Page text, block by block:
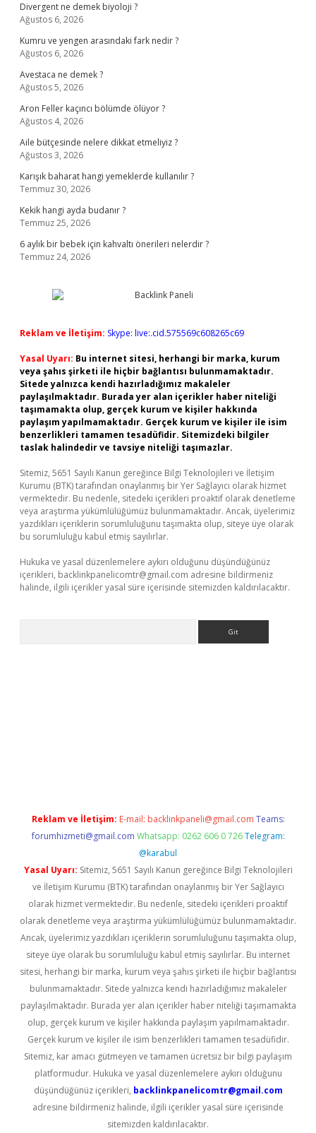
Divergent ne demek biyoloji ?
Ağustos 6, 2026
Kumru ve yengen arasındaki fark nedir ?
Ağustos 6, 2026
Avestaca ne demek ?
Ağustos 5, 2026
Aron Feller kaçıncı bölümde ölüyor ?
Ağustos 4, 2026
Aile bütçesinde nelere dikkat etmeliyiz ?
Ağustos 3, 2026
Karışık baharat hangi yemeklerde kullanılır ?
Temmuz 30, 2026
Kekik hangi ayda budanır ?
Temmuz 25, 2026
6 aylık bir bebek için kahvaltı önerileri nelerdir ?
Temmuz 24, 2026
Reklam ve İletişim: Skype: live:.cid.575569c608265c69
Yasal Uyarı: Bu internet sitesi, herhangi bir marka, kurum
veya şahıs şirketi ile hiçbir bağlantısı bulunmamaktadır.
Sitede yalnızca kendi hazırladığımız makaleler
paylaşılmaktadır. Burada yer alan içerikler haber niteliği
taşımamakta olup, gerçek kurum ve kişiler hakkında
paylaşım yapılmamaktadır. Gerçek kurum ve kişiler ile isim
benzerlikleri tamamen tesadüfidir. Sitemizdeki bilgiler
taslak halindedir ve tavsiye niteliği taşımazlar.
Sitemiz, 5651 Sayılı Kanun gereğince Bilgi Teknolojileri ve İletişim
Kurumu (BTK) tarafından onaylanmış bir Yer Sağlayıcı olarak hizmet
vermektedir. Bu nedenle, sitedeki içerikleri proaktif olarak denetleme
veya araştırma yükümlülüğümüz bulunmamaktadır. Ancak, üyelerimiz
yazdıkları içeriklerin sorumluluğunu taşımakta olup, siteye üye olarak
bu sorumluluğu kabul etmiş sayılırlar.
Hukuka ve yasal düzenlemelere aykırı olduğunu düşündüğünüz
içerikleri, backlinkpanelicomtr@gmail.com adresine bildirmeniz
halinde, ilgili içerikler yasal süre içerisinde sitemizden kaldırılacaktır.
Reklam ve İletişim: E-mail: backlinkpaneli@gmail.com Teams:
forumhizmeti@gmail.com Whatsapp: 0262 606 0 726 Telegram:
@karabul
Yasal Uyarı: Sitemiz, 5651 Sayılı Kanun gereğince Bilgi Teknolojileri
ve İletişim Kurumu (BTK) tarafından onaylanmış bir Yer Sağlayıcı
olarak hizmet vermektedir. Bu nedenle, sitedeki içerikleri proaktif
olarak denetleme veya araştırma yükümlülüğümüz bulunmamaktadır.
Ancak, üyelerimiz yazdıkları içeriklerin sorumluluğunu taşımakta olup,
siteye üye olarak bu sorumluluğu kabul etmiş sayılırlar. Bu internet
sitesi, herhangi bir marka, kurum veya şahıs şirketi ile hiçbir bağlantısı
bulunmamaktadır. Sitede yalnızca kendi hazırladığımız makaleler
paylaşılmaktadır. Burada yer alan içerikler haber niteliği taşımamakta
olup, gerçek kurum ve kişiler hakkında paylaşım yapılmamaktadır.
Gerçek kurum ve kişiler ile isim benzerlikleri tamamen tesadüfidir.
Sitemiz, kar amacı gütmeyen ve tamamen ücretsiz bir bilgi paylaşım
platformudur. Hukuka ve yasal düzenlemelere aykırı olduğunu
düşündüğünüz içerikleri, backlinkpanelicomtr@gmail.com
adresine bildirmeniz halinde, ilgili içerikler yasal süre içerisinde
sitemizden kaldırılacaktır.